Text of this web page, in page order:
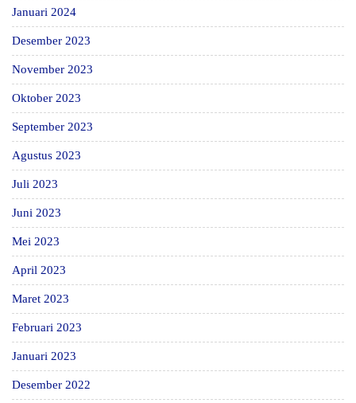
Januari 2024
Desember 2023
November 2023
Oktober 2023
September 2023
Agustus 2023
Juli 2023
Juni 2023
Mei 2023
April 2023
Maret 2023
Februari 2023
Januari 2023
Desember 2022